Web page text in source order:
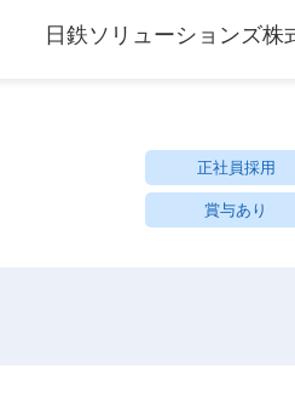
日鉄ソリューションズ株
正社員採用
賞与あり